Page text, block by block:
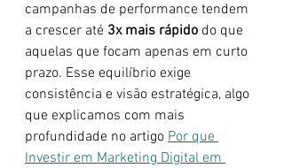
campanhas de performance tendem
a crescer até 3x mais rápido do que
aquelas que focam apenas em curto
prazo. Esse equilíbrio exige
consistência e visão estratégica, algo
que explicamos com mais
profundidade no artigo Por que
Investir em Marketing Digital em